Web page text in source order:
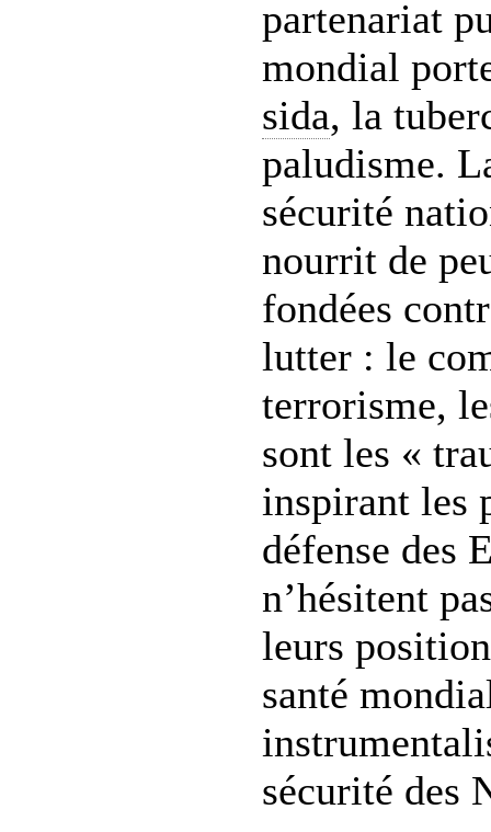
partenariat
mondial
sida, la
paludisme.
sécurité
nourrit de
fondées
lutter : le
terrorisme,
sont les «
inspirant les
défense des
n’hésitent
leurs
santé
sécurité des